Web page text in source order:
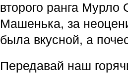
второго ранга Мурло
Машенька, за
была вкусной, а
Передавай наш